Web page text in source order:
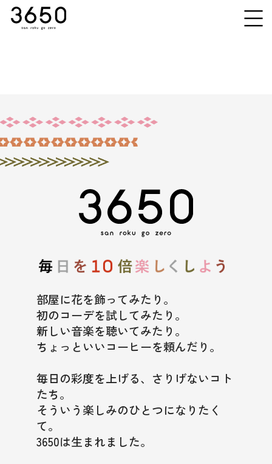
部屋に花を飾ってみたり。
初のコーデを試してみたり。
新しい音楽を聴いてみたり。
ちょっといいコーヒーを頼んだり。
毎日の彩度を上げる、さりげないコト
たち。
そういう楽しみのひとつになりたく
て。
3650は生まれました。
アイライナー
マスカラ
オフ＆ケア
Pick Up
News
Q&A
Online Store